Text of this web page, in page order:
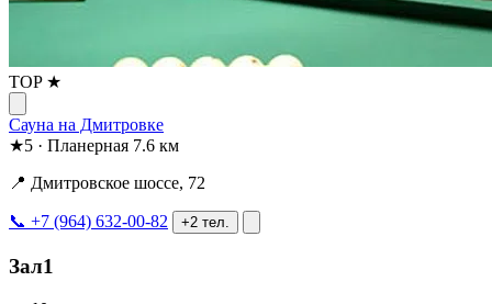
TOP ★
Сауна на Дмитровке
★5 · Планерная 7.6 км
📍 Дмитровское шоссе, 72
📞 +7 (964) 632-00-82 +2 тел.
Зал1